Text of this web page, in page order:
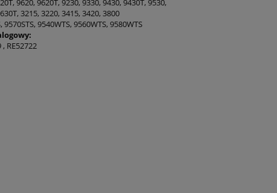
9620, 9620T, 9230, 9330, 9430, 9430T, 9530,
3215, 3220, 3415, 3420, 3800
9570STS, 9540WTS, 9560WTS, 9580WTS
, RE52722